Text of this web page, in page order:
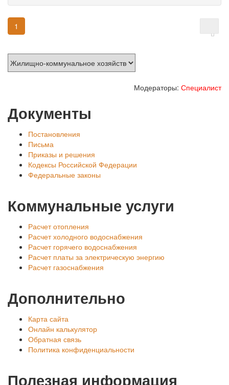
1
Модераторы: Специалист
Документы
Постановления
Письма
Приказы и решения
Кодексы Российской Федерации
Федеральные законы
Коммунальные услуги
Расчет отопления
Расчет холодного водоснабжения
Расчет горячего водоснабжения
Расчет платы за электрическую энергию
Расчет газоснабжения
Дополнительно
Карта сайта
Онлайн калькулятор
Обратная связь
Политика конфиденциальности
Полезная информация